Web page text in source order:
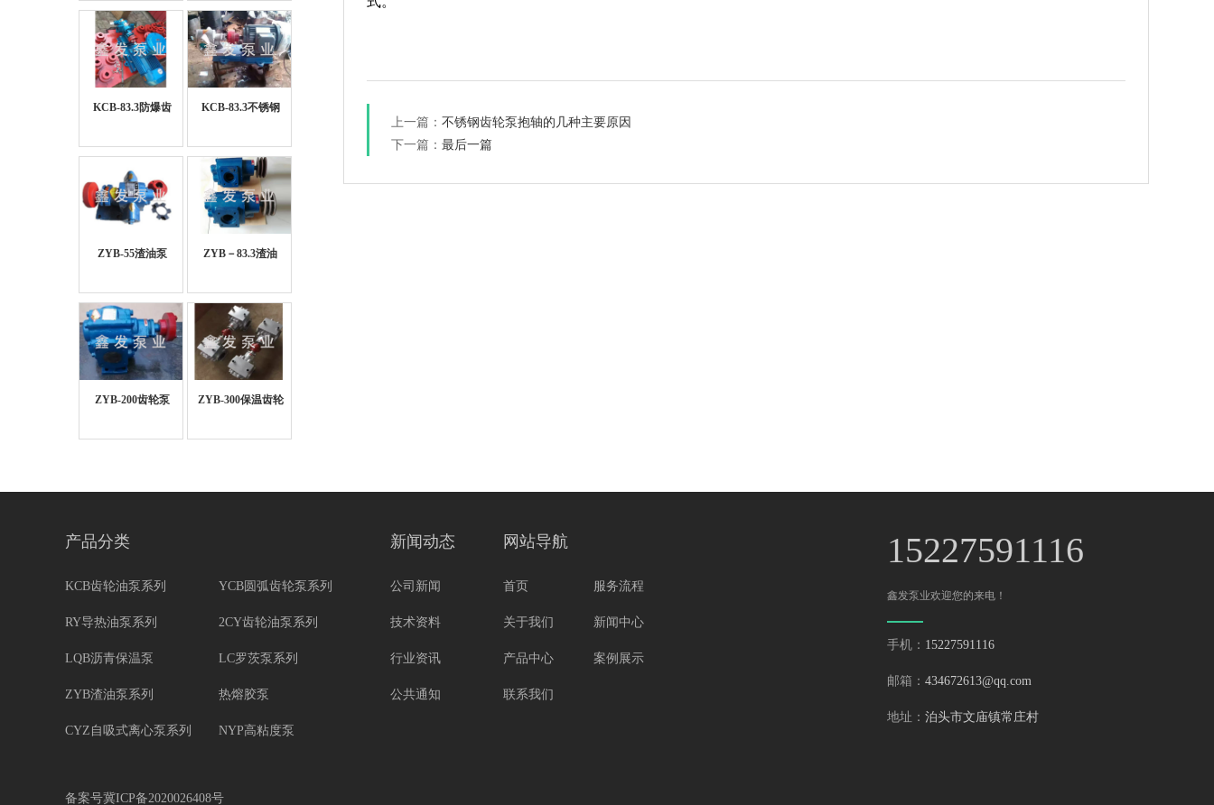
KCB-83.3防爆齿
KCB-83.3不锈钢
ZYB-55渣油泵
ZYB－83.3渣油
ZYB-200齿轮泵
ZYB-300保温齿轮
上一篇： 不锈钢齿轮泵抱轴的几种主要原因
下一篇： 最后一篇
产品分类
KCB齿轮油泵系列 YCB圆弧齿轮泵系列
RY导热油泵系列 2CY齿轮油泵系列
LQB沥青保温泵 LC罗茨泵系列
ZYB渣油泵系列 热熔胶泵
CYZ自吸式离心泵系列 NYP高粘度泵
备案号冀ICP备2020026408号
新闻动态
公司新闻
技术资料
行业资讯
公共通知
网站导航
首页 服务流程
关于我们 新闻中心
产品中心 案例展示
联系我们
15227591116
鑫发泵业欢迎您的来电！
手机： 15227591116
邮箱： 434672613@qq.com
地址： 泊头市文庙镇常庄村